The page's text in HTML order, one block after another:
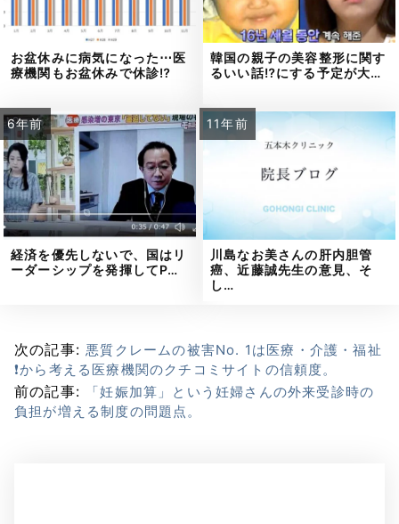
お盆休みに病気になった⋯医
療機関もお盆休みで休診⁉
韓国の親子の美容整形に関す
るいい話⁉にする予定が大…
6年前
経済を優先しないで、国はリ
ーダーシップを発揮してP…
11年前
川島なお美さんの肝内胆管
癌、近藤誠先生の意見、そ
し…
次の記事:悪質クレームの被害No. 1は医療・介護・福祉
❗から考える医療機関のクチコミサイトの信頼度。
前の記事:
「妊娠加算」という妊婦さんの外来受診時の
負担が増える制度の問題点。